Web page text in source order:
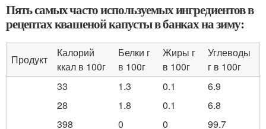
Пять самых часто используемых ингредиентов в
рецептах квашеной капусты в банках на зиму:
Продукт
Калорий
ккал в 100г
Белки г
в 100г
Жиры г
в 100г
Углеводы
г в 100г
33
1.3 0.1
6.9
28
1.8 0.1
6.8
398
0 0
99.7